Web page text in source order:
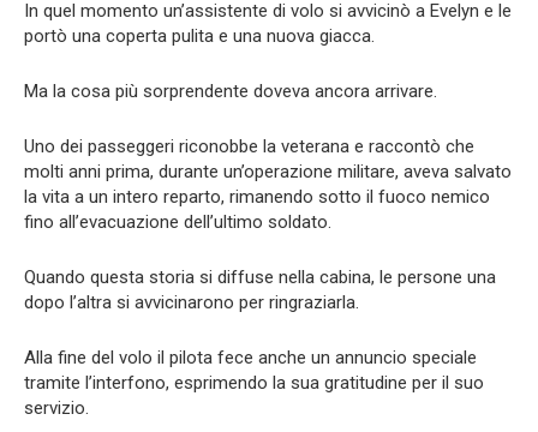
In quel momento un’assistente di volo si avvicinò a Evelyn e le
portò una coperta pulita e una nuova giacca.
Ma la cosa più sorprendente doveva ancora arrivare.
Uno dei passeggeri riconobbe la veterana e raccontò che
molti anni prima, durante un’operazione militare, aveva salvato
la vita a un intero reparto, rimanendo sotto il fuoco nemico
fino all’evacuazione dell’ultimo soldato.
Quando questa storia si diffuse nella cabina, le persone una
dopo l’altra si avvicinarono per ringraziarla.
Alla fine del volo il pilota fece anche un annuncio speciale
tramite l’interfono, esprimendo la sua gratitudine per il suo
servizio.